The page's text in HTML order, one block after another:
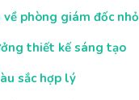
phòng giám đốc nhỏ
thiết kế sáng tạo
sắc hợp lý